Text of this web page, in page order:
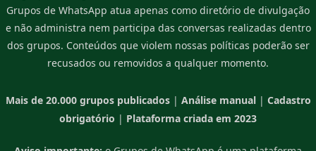
Grupos de WhatsApp atua apenas como diretório de divulgação
e não administra nem participa das conversas realizadas dentro
dos grupos. Conteúdos que violem nossas políticas poderão ser
recusados ou removidos a qualquer momento.
Mais de 20.000 grupos publicados| Análise manual| Cadastro
obrigatório | Plataforma criada em 2023